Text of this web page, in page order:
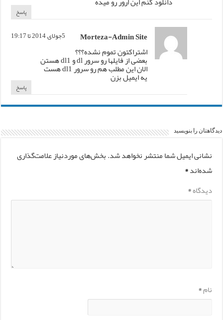
پاسخ
Morteza-Admin Site 5جولای, 2014 تا 19:17
اشتراکتون تموم نشده؟؟؟
بعضی از فایلها رو سرور dl و dl1 هستن
الان این مطلب هم رو سرور dl1 هست
یه ایمیل بزن
پاسخ
دیدگاهتان را بنویسید
نشانی ایمیل شما منتشر نخواهد شد.بخش‌های موردنیاز علامت‌گذاری
شده‌اند*
دیدگاه*
نام*